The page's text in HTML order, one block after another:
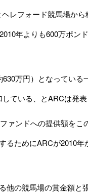
レフォード競馬場か
年よりも600万ポン
万円）となってい
ている、とARCは発表
ンドへの提供額をこ
ためにARCが2010
の競馬場の賞金額と